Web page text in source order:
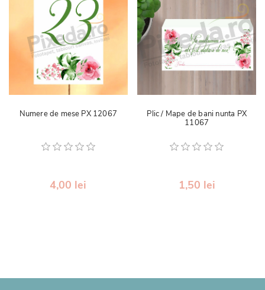
Numere de mese PX 12067
4,00 lei
Plic / Mape de bani nunta PX
11067
1,50 lei